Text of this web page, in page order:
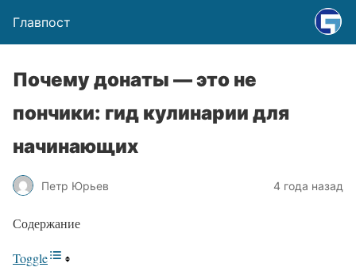
Главпост
Почему донаты — это не
пончики: гид кулинарии для
начинающих
Петр Юрьев 4 года назад
Содержание
Toggle